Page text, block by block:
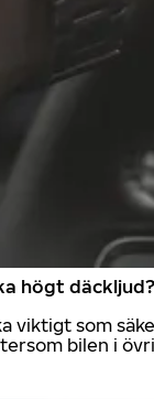
högt däckljud?
viktigt som
bilen i